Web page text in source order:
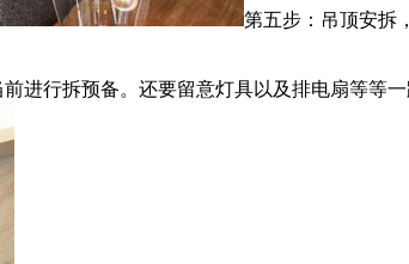
第五步：吊顶安拆
行拆预备。还要留意灯具以及排电扇等等